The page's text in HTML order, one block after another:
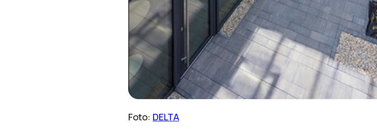
Foto: DELTA